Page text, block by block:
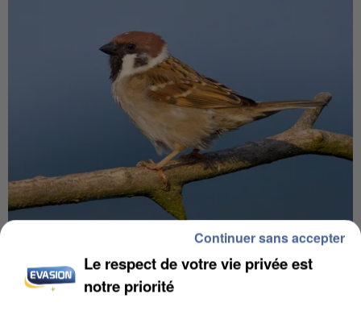
APRÈS TOUTES CES CANICULES, LES REFUGES
DE FAUNE SAUVAGE SONT...
Le respect de votre vie privée est
notre priorité
Continuer sans accepter